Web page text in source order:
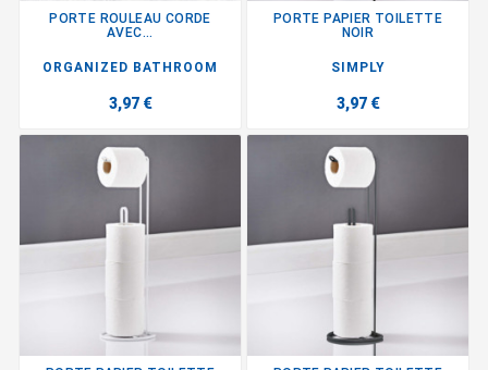
PORTE ROULEAU CORDE
AVEC...
ORGANIZED BATHROOM
3,97 €
PORTE PAPIER TOILETTE
NOIR
SIMPLY
3,97 €